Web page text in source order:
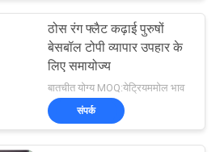
ठोस रंग फ्लैट कढ़ाई पुरुषों
बेसबॉल टोपी व्यापार उपहार के
लिए समायोज्य
बातचीत योग्य MOQ:येट्रियममोल भाव
संपर्क